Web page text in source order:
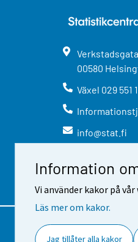
Information
Vi använder kakor på
Läs mer om kakor.
Jag tillåter alla kakor
00580
Växel 029 551
info@stat.fi